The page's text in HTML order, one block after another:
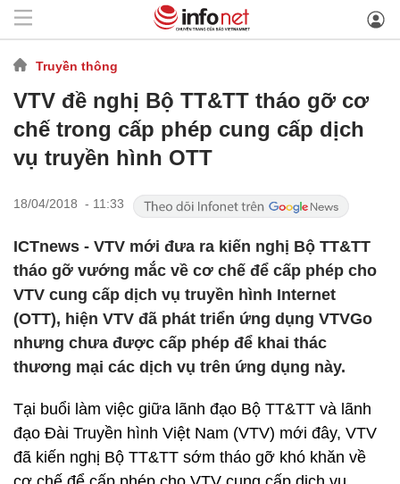
Truyền thông
VTV đề nghị Bộ TT&TT tháo gỡ cơ
chế trong cấp phép cung cấp dịch
vụ truyền hình OTT
18/04/2018 - 11:33
ICTnews - VTV mới đưa ra kiến nghị Bộ TT&TT
tháo gỡ vướng mắc về cơ chế để cấp phép cho
VTV cung cấp dịch vụ truyền hình Internet
(OTT), hiện VTV đã phát triển ứng dụng VTVGo
nhưng chưa được cấp phép để khai thác
thương mại các dịch vụ trên ứng dụng này.
Tại buổi làm việc giữa lãnh đạo Bộ TT&TT và lãnh
đạo Đài Truyền hình Việt Nam (VTV) mới đây, VTV
đã kiến nghị Bộ TT&TT sớm tháo gỡ khó khăn về